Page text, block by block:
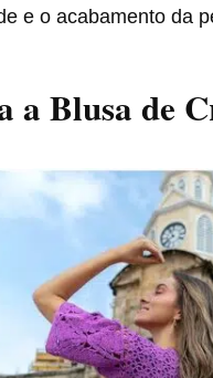
e o acabamento da
a Blusa de